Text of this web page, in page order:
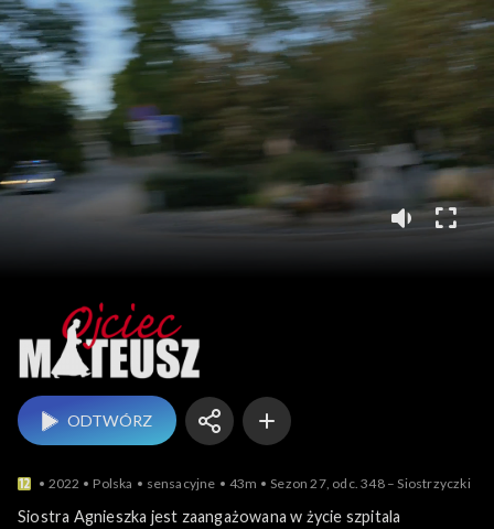
Ojciec Mateusz
ODTWÓRZ
2022 Polska sensacyjne 43m Sezon 27, odc. 348 – Siostrzyczki
Siostra Agnieszka jest zaangażowana w życie szpitala